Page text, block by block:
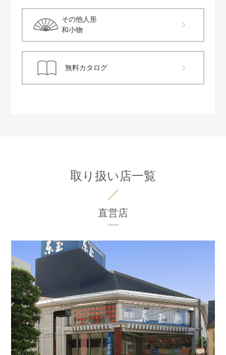
その他人形
和小物
無料カタログ
取り扱い店一覧
直営店